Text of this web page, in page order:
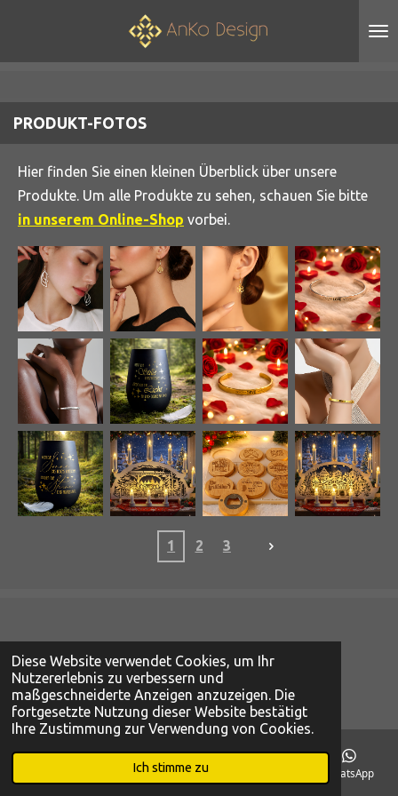
Diese Website verwendet Cookies, um Ihr
Nutzererlebnis zu verbessern und
maßgeschneiderte Anzeigen anzuzeigen. Die
fortgesetzte Nutzung dieser Website bestätigt
Ihre Zustimmung zur Verwendung von Cookies.
Ich stimme zu
PRODUKT-FOTOS
Hier finden Sie einen kleinen Überblick über unsere
Produkte. Um alle Produkte zu sehen, schauen Sie bitte
in unserem Online-Shop vorbei.
1 2 3
F
a
c
e
o
o
I
n
s
t
g
r
P
i
n
t
e
r
h
a
t
A
© 2023 - 2026 AnKo Design
Telefon Karte WhatsApp